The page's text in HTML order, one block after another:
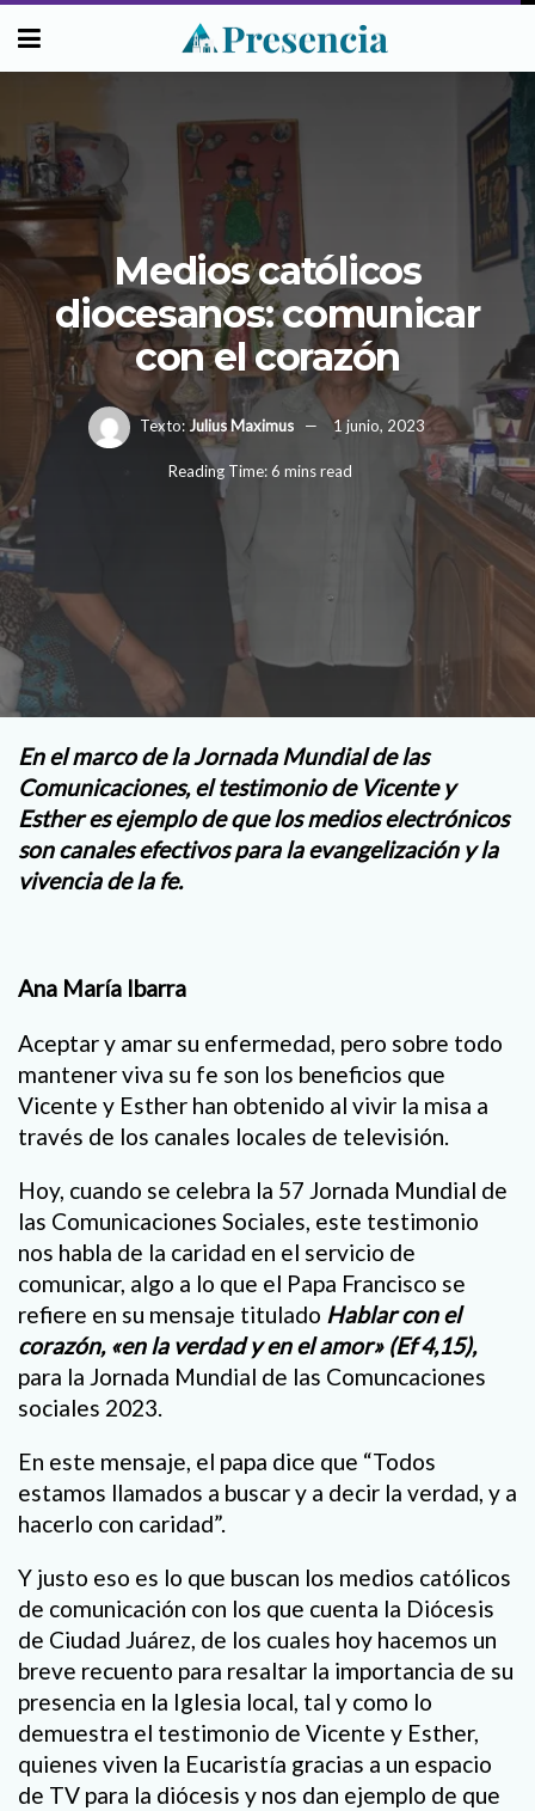
Medios católicos
diocesanos: comunicar
con el corazón
Texto: Julius Maximus 1 junio, 2023
Reading Time: 6 mins read
En el marco de la Jornada Mundial de las
Comunicaciones, el testimonio de Vicente y
Esther es ejemplo de que los medios electrónicos
son canales efectivos para la evangelización y la
vivencia de la fe.
Ana María Ibarra
Aceptar y amar su enfermedad, pero sobre todo
mantener viva su fe son los beneficios que
Vicente y Esther han obtenido al vivir la misa a
través de los canales locales de televisión.
Hoy, cuando se celebra la 57 Jornada Mundial de
las Comunicaciones Sociales, este testimonio
nos habla de la caridad en el servicio de
comunicar, algo a lo que el Papa Francisco se
refiere en su mensaje titulado Hablar con el
corazón, «en la verdad y en el amor» (Ef 4,15),
para la Jornada Mundial de las Comuncaciones
sociales 2023.
En este mensaje, el papa dice que “Todos
estamos llamados a buscar y a decir la verdad, y a
hacerlo con caridad”.
Y justo eso es lo que buscan los medios católicos
de comunicación con los que cuenta la Diócesis
de Ciudad Juárez, de los cuales hoy hacemos un
breve recuento para resaltar la importancia de su
presencia en la Iglesia local, tal y como lo
demuestra el testimonio de Vicente y Esther,
quienes viven la Eucaristía gracias a un espacio
de TV para la diócesis y nos dan ejemplo de que